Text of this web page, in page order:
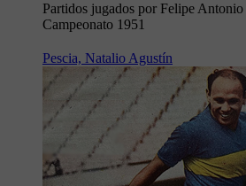
Partidos jugados por Felipe
Campeonato 1951
Pescia, Natalio Agustín